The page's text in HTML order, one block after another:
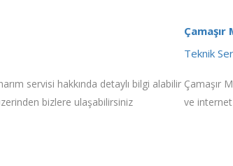
servisi hakkında detaylı bilgi alabilir
bizlere ulaşabilirsiniz
Çamaşır
Teknik
Çamaşır
ve